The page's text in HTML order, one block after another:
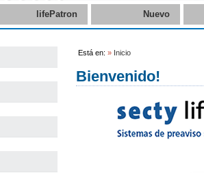
lifePatron Nuevo
Está en: » Inicio
Bienvenido!